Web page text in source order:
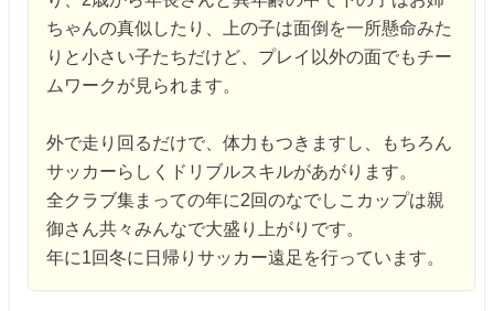
ちゃんの真似したり、
上の子は面倒を一所懸命みた
りと小さい子たちだけど、 プレイ以外の面でもチー
ムワークが見られます。
外で走り回るだけで、体力もつきますし、
もちろん
サッカーらしくドリブルスキルがあがります。
全クラブ集まっての年に2回のなでしこカップは親
御さん共々みんなで大盛り上がりです。
年に1回冬に日帰りサッカー遠足を行っています。